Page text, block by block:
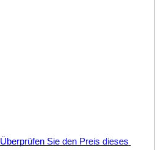
Überprüfen Sie den Preis dieses